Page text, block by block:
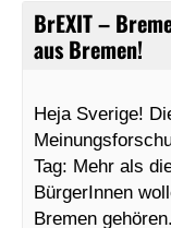
BrEXIT –
aus Bremen!
Heja Sverige!
Tag: Mehr als
BürgerInnen
Bremen